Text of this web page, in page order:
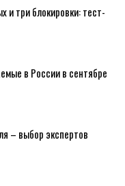
и три блокировки: тест-
в России в сентябре
– выбор экспертов